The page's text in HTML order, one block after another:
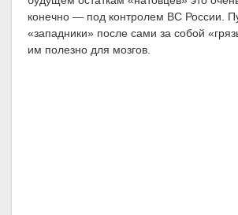
конечно — под контролем ВС России.
«западники» после сами за собой
им полезно для мозгов.